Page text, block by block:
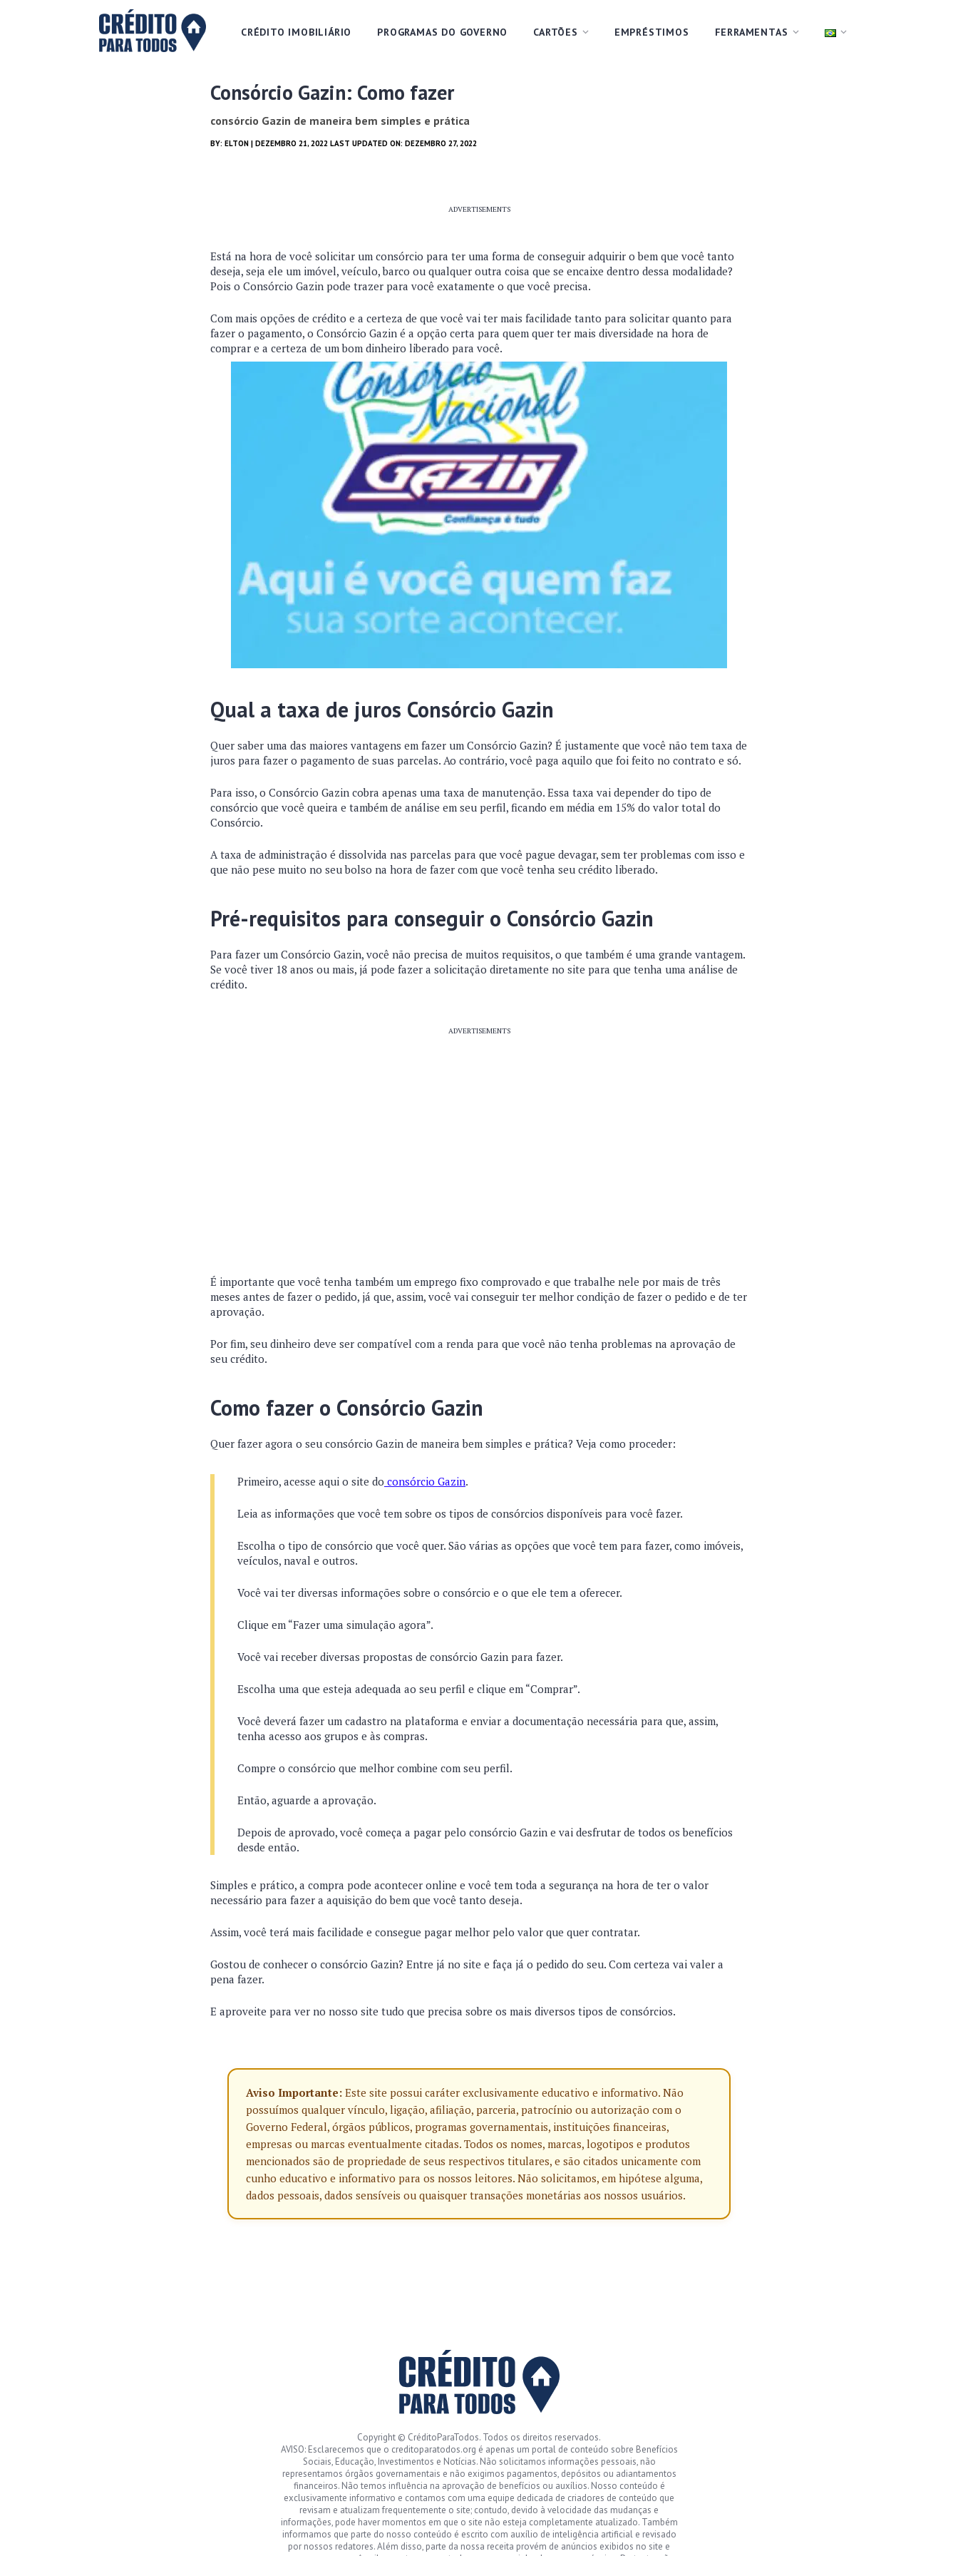
CRÉDITO IMOBILIÁRIO PROGRAMAS DO GOVERNO CARTÕES EMPRÉSTIMOS FERRAMENTAS
Consórcio Gazin: Como fazer
consórcio Gazin de maneira bem simples e prática
BY: ELTON | DEZEMBRO 21, 2022 LAST UPDATED ON: DEZEMBRO 27, 2022
ADVERTISEMENTS
Está na hora de você solicitar um consórcio para ter uma forma de conseguir adquirir o bem que você tanto
deseja, seja ele um imóvel, veículo, barco ou qualquer outra coisa que se encaixe dentro dessa modalidade?
Pois o Consórcio Gazin pode trazer para você exatamente o que você precisa.
Com mais opções de crédito e a certeza de que você vai ter mais facilidade tanto para solicitar quanto para
fazer o pagamento, o Consórcio Gazin é a opção certa para quem quer ter mais diversidade na hora de
comprar e a certeza de um bom dinheiro liberado para você.
Qual a taxa de juros Consórcio Gazin
Quer saber uma das maiores vantagens em fazer um Consórcio Gazin? É justamente que você não tem taxa de
juros para fazer o pagamento de suas parcelas. Ao contrário, você paga aquilo que foi feito no contrato e só.
Para isso, o Consórcio Gazin cobra apenas uma taxa de manutenção. Essa taxa vai depender do tipo de
consórcio que você queira e também de análise em seu perfil, ficando em média em 15% do valor total do
Consórcio.
A taxa de administração é dissolvida nas parcelas para que você pague devagar, sem ter problemas com isso e
que não pese muito no seu bolso na hora de fazer com que você tenha seu crédito liberado.
Pré-requisitos para conseguir o Consórcio Gazin
Para fazer um Consórcio Gazin, você não precisa de muitos requisitos, o que também é uma grande vantagem.
Se você tiver 18 anos ou mais, já pode fazer a solicitação diretamente no site para que tenha uma análise de
crédito.
ADVERTISEMENTS
É importante que você tenha também um emprego fixo comprovado e que trabalhe nele por mais de três
meses antes de fazer o pedido, já que, assim, você vai conseguir ter melhor condição de fazer o pedido e de ter
aprovação.
Por fim, seu dinheiro deve ser compatível com a renda para que você não tenha problemas na aprovação de
seu crédito.
Como fazer o Consórcio Gazin
Quer fazer agora o seu consórcio Gazin de maneira bem simples e prática? Veja como proceder:
Primeiro, acesse aqui o site do consórcio Gazin.
Leia as informações que você tem sobre os tipos de consórcios disponíveis para você fazer.
Escolha o tipo de consórcio que você quer. São várias as opções que você tem para fazer, como imóveis,
veículos, naval e outros.
Você vai ter diversas informações sobre o consórcio e o que ele tem a oferecer.
Clique em “Fazer uma simulação agora”.
Você vai receber diversas propostas de consórcio Gazin para fazer.
Escolha uma que esteja adequada ao seu perfil e clique em “Comprar”.
Você deverá fazer um cadastro na plataforma e enviar a documentação necessária para que, assim,
tenha acesso aos grupos e às compras.
Compre o consórcio que melhor combine com seu perfil.
Então, aguarde a aprovação.
Depois de aprovado, você começa a pagar pelo consórcio Gazin e vai desfrutar de todos os benefícios
desde então.
Simples e prático, a compra pode acontecer online e você tem toda a segurança na hora de ter o valor
necessário para fazer a aquisição do bem que você tanto deseja.
Assim, você terá mais facilidade e consegue pagar melhor pelo valor que quer contratar.
Gostou de conhecer o consórcio Gazin? Entre já no site e faça já o pedido do seu. Com certeza vai valer a
pena fazer.
E aproveite para ver no nosso site tudo que precisa sobre os mais diversos tipos de consórcios.
Aviso Importante: Este site possui caráter exclusivamente educativo e informativo. Não
possuímos qualquer vínculo, ligação, afiliação, parceria, patrocínio ou autorização com o
Governo Federal, órgãos públicos, programas governamentais, instituições financeiras,
empresas ou marcas eventualmente citadas. Todos os nomes, marcas, logotipos e produtos
mencionados são de propriedade de seus respectivos titulares, e são citados unicamente com
cunho educativo e informativo para os nossos leitores. Não solicitamos, em hipótese alguma,
dados pessoais, dados sensíveis ou quaisquer transações monetárias aos nossos usuários.
Copyright © CréditoParaTodos. Todos os direitos reservados.
AVISO: Esclarecemos que o creditoparatodos.org é apenas um portal de conteúdo sobre Benefícios
Sociais, Educação, Investimentos e Notícias. Não solicitamos informações pessoais, não
representamos órgãos governamentais e não exigimos pagamentos, depósitos ou adiantamentos
financeiros. Não temos influência na aprovação de benefícios ou auxílios. Nosso conteúdo é
exclusivamente informativo e contamos com uma equipe dedicada de criadores de conteúdo que
revisam e atualizam frequentemente o site; contudo, devido à velocidade das mudanças e
informações, pode haver momentos em que o site não esteja completamente atualizado. Também
informamos que parte do nosso conteúdo é escrito com auxílio de inteligência artificial e revisado
por nossos redatores. Além disso, parte da nossa receita provém de anúncios exibidos no site e